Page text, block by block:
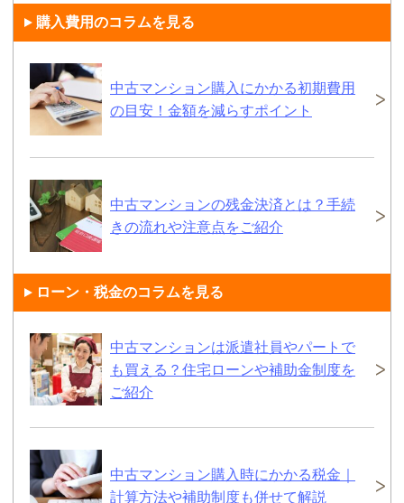
購入費用のコラムを見る
中古マンション購入にかかる初期費用
の目安！金額を減らすポイント
中古マンションの残金決済とは？手続
きの流れや注意点をご紹介
ローン・税金のコラムを見る
中古マンションは派遣社員やパートで
も買える？住宅ローンや補助金制度を
ご紹介
中古マンション購入時にかかる税金｜
計算方法や補助制度も併せて解説